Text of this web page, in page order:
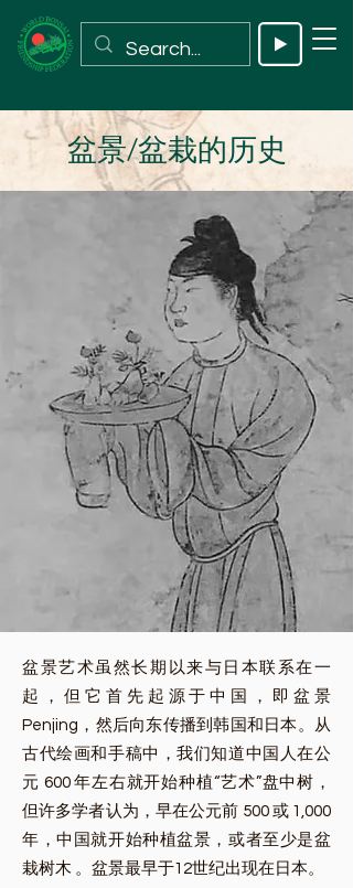
盆景/盆栽的历史
盆景艺术虽然长期以来与日本联系在一
起，但它首先起源于中国，即盆景
Penjing，然后向东传播到韩国和日本。从
古代绘画和手稿中，我们知道中国人在公
元 600 年左右就开始种植“艺术”盘中树，
但许多学者认为，早在公元前 500 或 1,000
年，中国就开始种植盆景，或者至少是盆
栽树木 。盆景最早于12世纪出现在日本。